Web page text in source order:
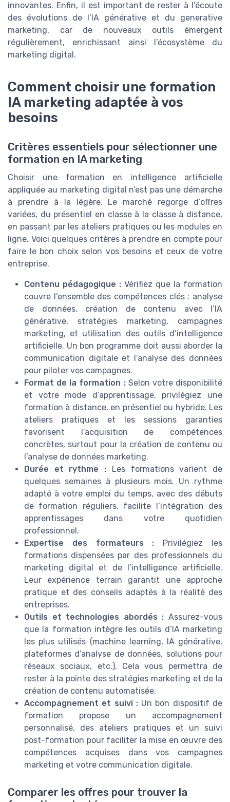
innovantes. Enfin, il est important de rester à l’écoute
des évolutions de l’IA générative et du generative
marketing, car de nouveaux outils émergent
régulièrement, enrichissant ainsi l’écosystème du
marketing digital.
Comment choisir une formation
IA marketing adaptée à vos
besoins
Critères essentiels pour sélectionner une
formation en IA marketing
Choisir une formation en intelligence artificielle
appliquée au marketing digital n’est pas une démarche
à prendre à la légère. Le marché regorge d’offres
variées, du présentiel en classe à la classe à distance,
en passant par les ateliers pratiques ou les modules en
ligne. Voici quelques critères à prendre en compte pour
faire le bon choix selon vos besoins et ceux de votre
entreprise.
Contenu pédagogique : Vérifiez que la formation
couvre l’ensemble des compétences clés : analyse
de données, création de contenu avec l’IA
générative, stratégies marketing, campagnes
marketing, et utilisation des outils d’intelligence
artificielle. Un bon programme doit aussi aborder la
communication digitale et l’analyse des données
pour piloter vos campagnes.
Format de la formation :Selon votre disponibilité
et votre mode d’apprentissage, privilégiez une
formation à distance, en présentiel ou hybride. Les
ateliers pratiques et les sessions garanties
favorisent l’acquisition de compétences
concrètes, surtout pour la création de contenu ou
l’analyse de données marketing.
Durée et rythme : Les formations varient de
quelques semaines à plusieurs mois. Un rythme
adapté à votre emploi du temps, avec des débuts
de formation réguliers, facilite l’intégration des
apprentissages dans votre quotidien
professionnel.
Expertise des formateurs : Privilégiez les
formations dispensées par des professionnels du
marketing digital et de l’intelligence artificielle.
Leur expérience terrain garantit une approche
pratique et des conseils adaptés à la réalité des
entreprises.
Outils et technologies abordés : Assurez-vous
que la formation intègre les outils d’IA marketing
les plus utilisés (machine learning, IA générative,
plateformes d’analyse de données, solutions pour
réseaux sociaux, etc.). Cela vous permettra de
rester à la pointe des stratégies marketing et de la
création de contenu automatisée.
Accompagnement et suivi :Un bon dispositif de
formation propose un accompagnement
personnalisé, des ateliers pratiques et un suivi
post-formation pour faciliter la mise en œuvre des
compétences acquises dans vos campagnes
marketing et votre communication digitale.
Comparer les offres pour trouver la